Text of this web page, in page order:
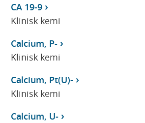
CA 19-9
Klinisk kemi
Calcium, P-
Klinisk kemi
Calcium, Pt(U)-
Klinisk kemi
Calcium, U-